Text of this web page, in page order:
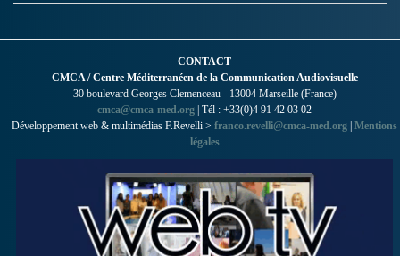
CONTACT
CMCA / Centre Méditerranéen de la Communication Audiovisuelle
30 boulevard Georges Clemenceau - 13004 Marseille (France)
cmca@cmca-med.org | Tél : +33(0)4 91 42 03 02
Développement web & multimédias F.Revelli > franco.revelli@cmca-med.org Mentions
légales